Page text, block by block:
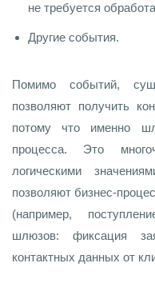
не требуется
Другие события.
Помимо событий,
позволяют получить
потому что именно
процесса. Это
логическими
позволяют бизнес-
(например,
шлюзов: фиксация
контактных данных от